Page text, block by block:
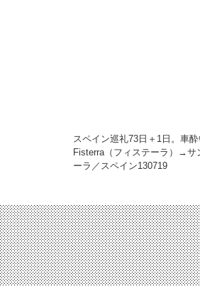
スペイン巡礼73日＋1日。車
Fisterra（フィステーラ）→サ
ーラ／スペイン130719